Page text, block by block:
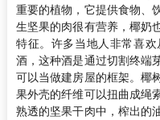
重要的植物，它提供食物、
生坚果的肉很有营养，椰奶
特征。许多当地人非常喜
酒，这种酒是通过切割终端
可以当做建房屋的框架。椰
果外壳的纤维可以扭曲成绳
熟透的坚果干肉中，榨出的